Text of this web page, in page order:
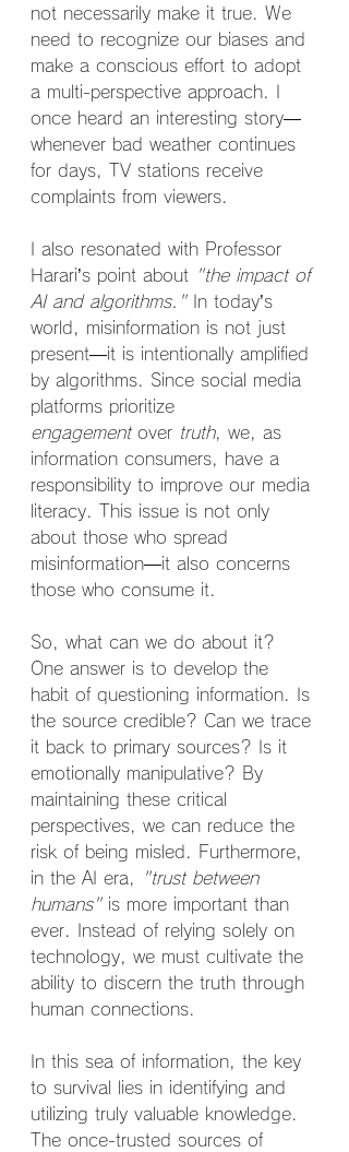
not necessarily make it true. We
need to recognize our biases and
make a conscious effort to adopt
a multi-perspective approach. I
once heard an interesting story—
whenever bad weather continues
for days, TV stations receive
complaints from viewers.
I also resonated with Professor
Harari’s point about
"the impact of
AI and algorithms." In today’s
world, misinformation is not just
present—it is intentionally amplified
by algorithms. Since social media
platforms prioritize
engagement over truth, we, as
information consumers, have a
responsibility to improve our media
literacy. This issue is not only
about those who spread
misinformation—it also concerns
those who consume it.
So, what can we do about it?
One answer is to develop the
habit of questioning information. Is
the source credible? Can we trace
it back to primary sources? Is it
emotionally manipulative? By
maintaining these critical
perspectives, we can reduce the
risk of being misled. Furthermore,
in the AI era,
"trust between
humans" is more important than
ever. Instead of relying solely on
technology, we must cultivate the
ability to discern the truth through
human connections.
In this sea of information, the key
to survival lies in identifying and
utilizing truly valuable knowledge.
The once-trusted sources of